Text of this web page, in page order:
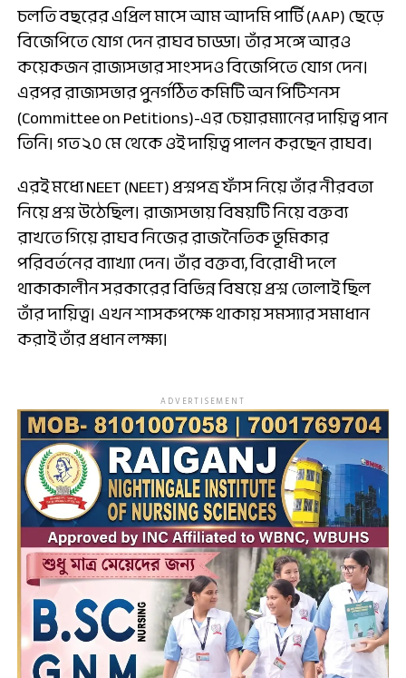
চলতি বছরের এপ্রিল মাসে আম আদমি পার্টি (AAP) ছেড়ে
বিজেপিতে যোগ দেন রাঘব চাড্ডা। তাঁর সঙ্গে আরও
কয়েকজন রাজ্যসভার সাংসদও বিজেপিতে যোগ দেন।
এরপর রাজ্যসভার পুনর্গঠিত কমিটি অন পিটিশনস
(Committee on Petitions)-এর চেয়ারম্যানের দায়িত্ব পান
তিনি। গত ২০ মে থেকে ওই দায়িত্ব পালন করছেন রাঘব।
এরই মধ্যে NEET (NEET) প্রশ্নপত্র ফাঁস নিয়ে তাঁর নীরবতা
নিয়ে প্রশ্ন উঠেছিল। রাজ্যসভায় বিষয়টি নিয়ে বক্তব্য
রাখতে গিয়ে রাঘব নিজের রাজনৈতিক ভূমিকার
পরিবর্তনের ব্যাখ্যা দেন। তাঁর বক্তব্য, বিরোধী দলে
থাকাকালীন সরকারের বিভিন্ন বিষয়ে প্রশ্ন তোলাই ছিল
তাঁর দায়িত্ব। এখন শাসকপক্ষে থাকায় সমস্যার সমাধান
করাই তাঁর প্রধান লক্ষ্য।
ADVERTISEMENT